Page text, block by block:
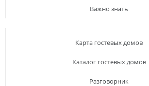
Важно знать
Карта гостевых домов
Каталог гостевых домов
Разговорник